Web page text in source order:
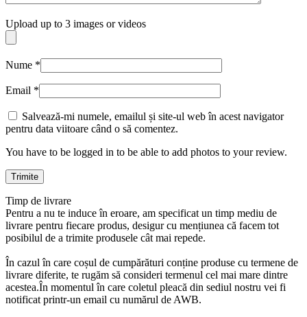
Upload up to 3 images or videos
Nume *
Email *
Salvează-mi numele, emailul și site-ul web în acest navigator
pentru data viitoare când o să comentez.
You have to be logged in to be able to add photos to your review.
Timp de livrare
Pentru a nu te induce în eroare, am specificat un timp mediu de
livrare pentru fiecare produs, desigur cu mențiunea că facem tot
posibilul de a trimite produsele cât mai repede.
În cazul în care coșul de cumpărături conține produse cu termene de
livrare diferite, te rugăm să consideri termenul cel mai mare dintre
acestea.În momentul în care coletul pleacă din sediul nostru vei fi
notificat printr-un email cu numărul de AWB.